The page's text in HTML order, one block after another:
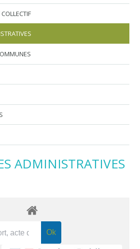
ADMINISTRATIVES